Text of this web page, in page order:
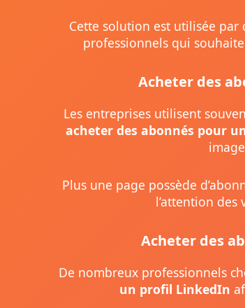
Cette solution est utilisée par
professionnels qui
Acheter des
Les entreprises utilisent
acheter des abonnés pour
Plus une page possède
l’attention
Acheter des
De nombreux professionnels
un profil LinkedIn